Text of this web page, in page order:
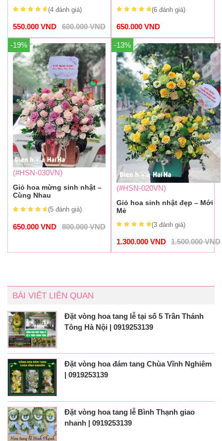
(4 đánh giá)
600.000VND
550.000 VND
(6 đánh giá)
650.000 VND
-19%
(#HSN-030VN)
Giỏ hoa mừng sinh nhật –
Cùng Nhau
(5 đánh giá)
800.000VND
650.000 VND
-13%
(#HSN-020VN)
Giỏ hoa sinh nhật đẹp – Mới
Mẻ
(3 đánh giá)
1.500.000VND
1.300.000 VND
BÀI VIẾT LIÊN QUAN
Đặt vòng hoa tang lễ tại số 5 Trần Thánh
Tông Hà Nội | 0919253139
Đặt vòng hoa đám tang Chùa Vĩnh Nghiêm
| 0919253139
Đặt vòng hoa tang lễ Bình Thạnh giao
nhanh | 0919253139